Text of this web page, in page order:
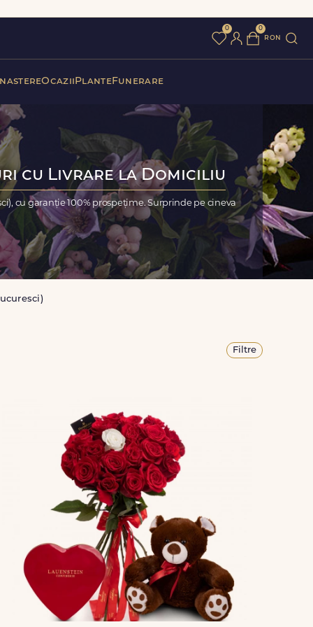
0 0
ron
Ocazii PlanteFunerare
cu Livrare la Domiciliu
cu garanție 100% prospețime. Surprinde pe cineva
Filtre